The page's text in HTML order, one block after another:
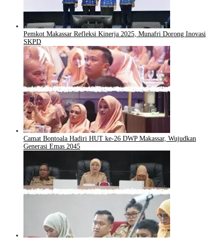
Pemkot Makassar Refleksi Kinerja 2025, Munafri Dorong Inovasi
SKPD
Camat Bontoala Hadiri HUT ke-26 DWP Makassar, Wujudkan
Generasi Emas 2045